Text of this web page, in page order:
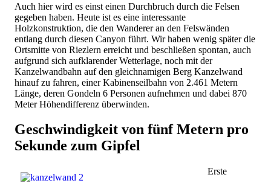
Auch hier wird es einst einen Durchbruch durch die Felsen
gegeben haben. Heute ist es eine interessante
Holzkonstruktion, die den Wanderer an den Felswänden
entlang durch diesen Canyon führt. Wir haben wenig später die
Ortsmitte von Riezlern erreicht und beschließen spontan, auch
aufgrund sich aufklarender Wetterlage, noch mit der
Kanzelwandbahn auf den gleichnamigen Berg Kanzelwand
hinauf zu fahren, einer Kabinenseilbahn von 2.461 Metern
Länge, deren Gondeln 6 Personen aufnehmen und dabei 870
Meter Höhendifferenz überwinden.
Geschwindigkeit von fünf Metern pro
Sekunde zum Gipfel
Erste